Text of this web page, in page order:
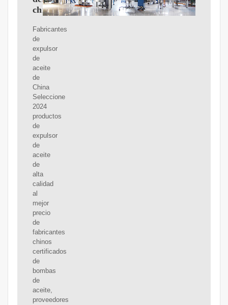
china
Fabricantes
de
expulsor
de
aceite
de
China
Seleccione
2024
productos
de
expulsor
de
aceite
de
alta
calidad
al
mejor
precio
de
fabricantes
chinos
certificados
de
bombas
de
aceite,
proveedores